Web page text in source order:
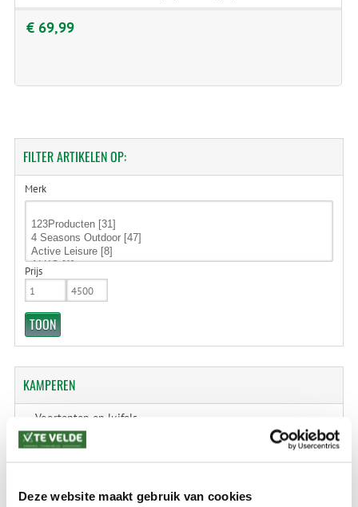
Deze website maakt gebruik van cookies
€ 69,99
FILTERARTIKELEN OP:
Merk
Prijs
KAMPEREN
Voortenten en luifels
Tenten en Accessoires
Kampeerartikelen